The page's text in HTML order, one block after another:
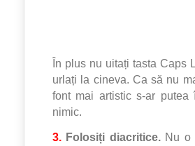
În plus nu uitați tasta Caps
urlați la cineva. Ca să nu
font mai artistic s-ar
nimic.
3.
Folosiți diacritice.
Nu o